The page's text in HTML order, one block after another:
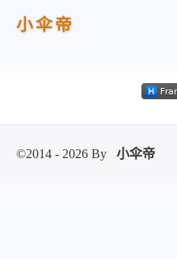
小伞帝
©2014 - 2026 By 小伞帝